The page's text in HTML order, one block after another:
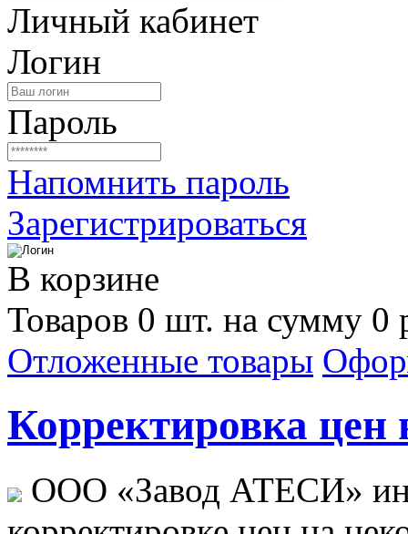
Личный кабинет
Логин
Пароль
Напомнить пароль
Зарегистрироваться
В корзине
Товаров 0 шт. на сумму 0
Отложенные товары
Корректировка цен
ООО «Завод АТЕСИ»